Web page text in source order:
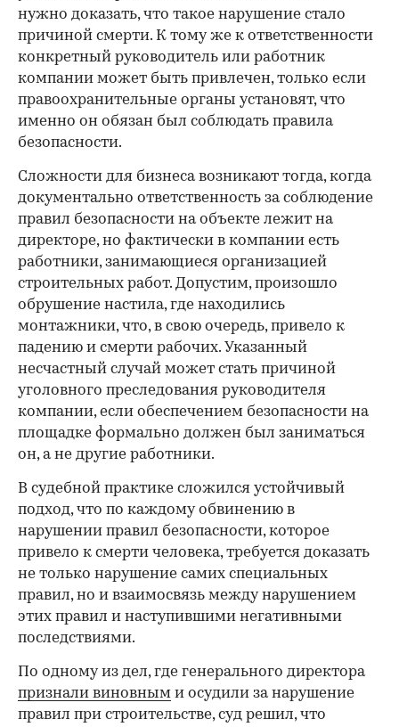
нужно доказать, что такое нарушение стало
причиной смерти. К тому же к ответственности
конкретный руководитель или работник
компании может быть привлечен, только если
правоохранительные органы установят, что
именно он обязан был соблюдать правила
безопасности.
Сложности для бизнеса возникают тогда, когда
документально ответственность за соблюдение
правил безопасности на объекте лежит на
директоре, но фактически в компании есть
работники, занимающиеся организацией
строительных работ. Допустим, произошло
обрушение настила, где находились
монтажники, что, в свою очередь, привело к
падению и смерти рабочих. Указанный
несчастный случай может стать причиной
уголовного преследования руководителя
компании, если обеспечением безопасности на
площадке формально должен был заниматься
он, а не другие работники.
В судебной практике сложился устойчивый
подход, что по каждому обвинению в
нарушении правил безопасности, которое
привело к смерти человека, требуется доказать
не только нарушение самих специальных
правил, но и взаимосвязь между нарушением
этих правил и наступившими негативными
последствиями.
По одному из дел, где генерального директора
признали виновным и осудили за нарушение
правил при строительстве, суд решил, что